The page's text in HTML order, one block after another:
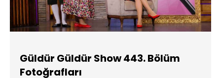
Güldür Güldür Show 443. Bölüm
Fotoğrafları